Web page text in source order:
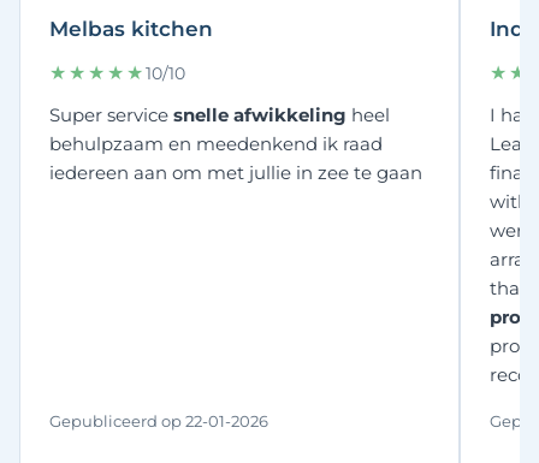
Melbas kitchen
★★★★★10/10
Super service snelle afwikkeling heel
behulpzaam en meedenkend ik raad
iedereen aan om met jullie in zee te gaan
Gepubliceerd op 22-01-2026
I
with
were